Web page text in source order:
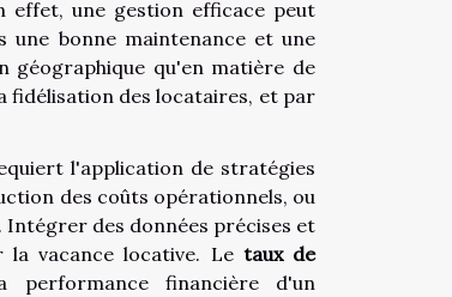
effet, une gestion efficace peut
une bonne maintenance et une
géographique qu'en matière de
des locataires, et par
l'application de stratégies
des coûts opérationnels, ou
des données précises et
vacance locative. Le taux de
performance financière d'un